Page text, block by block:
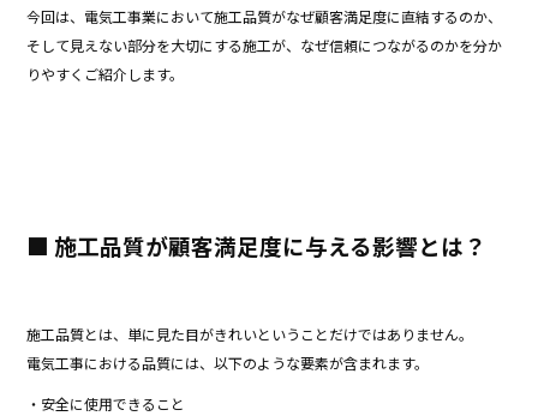
今回は、電気工事業において施工品質がなぜ顧客満足度に直結するのか、
そして見えない部分を大切にする施工が、なぜ信頼につながるのかを分か
りやすくご紹介します。
■ 施工品質が顧客満足度に与える影響とは？
施工品質とは、単に見た目がきれいということだけではありません。
電気工事における品質には、以下のような要素が含まれます。
・安全に使用できること